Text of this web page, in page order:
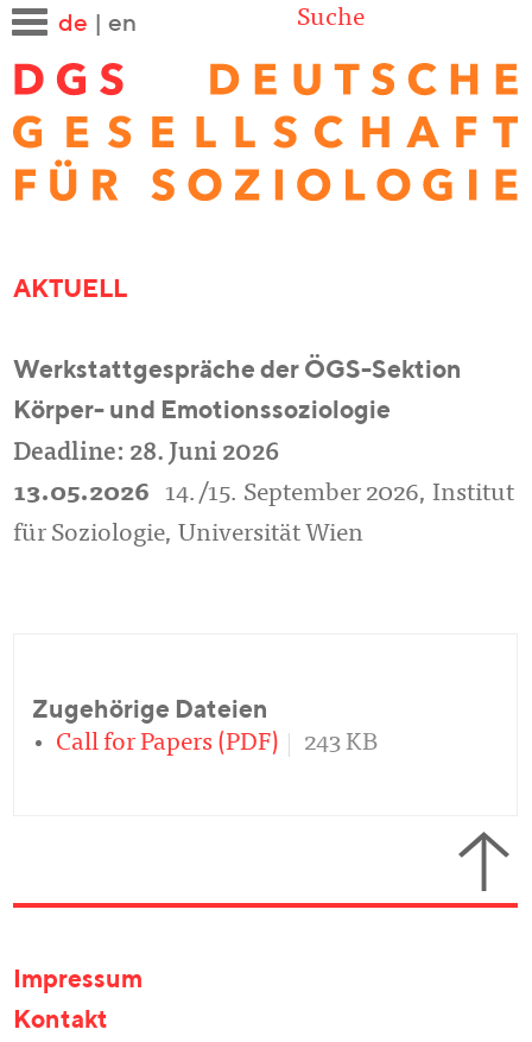
de en Suche
AKTUELL
Werkstattgespräche der ÖGS-Sektion
Körper- und Emotionssoziologie
Deadline: 28. Juni 2026
13.05.2026
14./15. September 2026, Institut
für Soziologie, Universität Wien
Zugehörige Dateien
Call for Papers (PDF)
243 KB
Impressum
Kontakt